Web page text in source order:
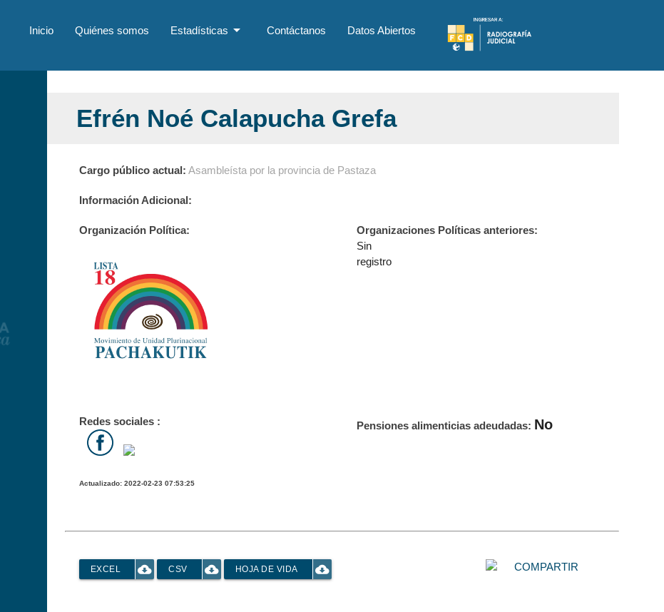
Inicio Quiénes somos Estadísticas arrow_drop_down Contáctanos Datos Abiertos
Efrén Noé Calapucha Grefa
Cargo público actual: Asambleísta por la provincia de Pastaza
Información Adicional:
Organización Política:
Organizaciones Políticas anteriores:
Sin
registro
Redes sociales : Pensiones alimenticias adeudadas: No
Actualizado: 2022-02-23 07:53:25
cloud_download
EXCEL cloud_download
CSV cloud_download
HOJA DE VIDA COMPARTIR